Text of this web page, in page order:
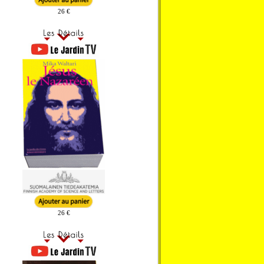
26 €
26 €